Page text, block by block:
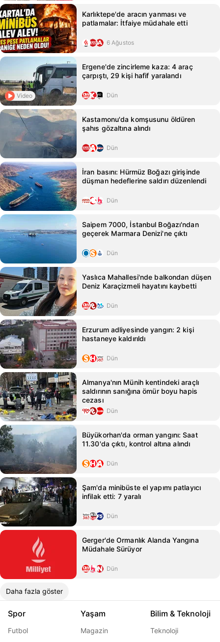
Karlıktepe'de aracın yanması ve
patlamalar: İtfaiye müdahale etti
6 Ağustos
Video
Ergene'de zincirleme kaza: 4 araç
çarpıştı, 29 kişi hafif yaralandı
Dün
Kastamonu'da komşusunu öldüren
şahıs gözaltına alındı
Dün
İran basını: Hürmüz Boğazı girişinde
düşman hedeflerine saldırı düzenlendi
Dün
Saipem 7000, İstanbul Boğazı'ndan
geçerek Marmara Denizi'ne çıktı
Dün
Yaslıca Mahallesi'nde balkondan düşen
Deniz Karaçizmeli hayatını kaybetti
Dün
Erzurum adliyesinde yangın: 2 kişi
hastaneye kaldırıldı
Dün
Almanya'nın Münih kentindeki araçlı
saldırının sanığına ömür boyu hapis
cezası
Dün
Büyükorhan'da orman yangını: Saat
11.30'da çıktı, kontrol altına alındı
Dün
Şam'da minibüste el yapımı patlayıcı
infilak etti: 7 yaralı
Dün
Gerger'de Ormanlık Alanda Yangına
Müdahale Sürüyor
Dün
Daha fazla göster
Spor
Futbol
Yaşam
Magazin
Bilim & Teknoloji
Teknoloji